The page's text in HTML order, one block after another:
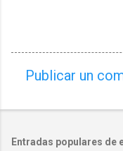
o
e
Publicar un
Entradas populares de